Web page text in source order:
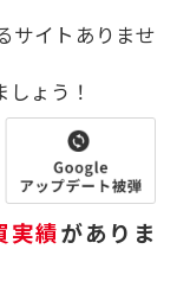
サイトありませ
ょう！
実績がありま